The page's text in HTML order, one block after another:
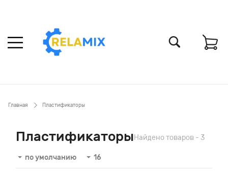
Главная Пластификаторы
ПластификаторыНайдено товаров - 3
по умолчанию 16